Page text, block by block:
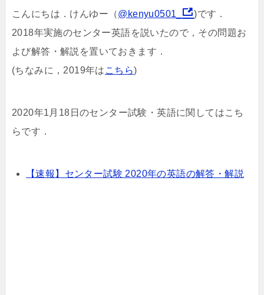
こんにちは．けんゆー（@kenyu0501_
)です．
2018年実施のセンター英語を説いたので，その問題お
よび解答・解説を置いておきます．
(ちなみに，2019年は こちら)
2020年1月18日のセンター試験・英語に関してはこち
らです．
【速報】センター試験 2020年の英語の解答・解説